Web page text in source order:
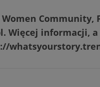
Community,
Więcej informacji,